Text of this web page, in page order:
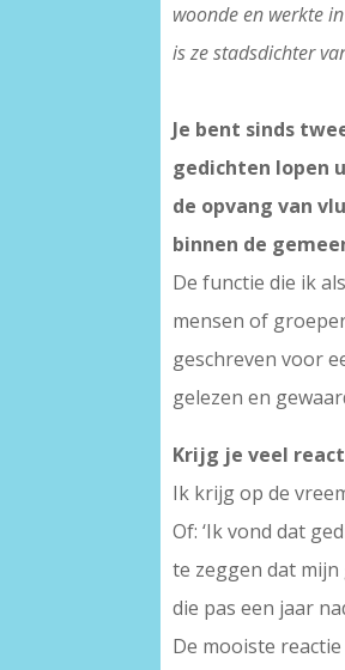
woonde en werkte
is ze stadsdichter
Je bent sinds
gedichten lopen
de opvang van
binnen de
De functie die ik
mensen of
geschreven voor
gelezen en
Krijg je veel
Ik krijg op de
Of: ‘Ik vond dat
te zeggen dat
die pas een jaar
De mooiste